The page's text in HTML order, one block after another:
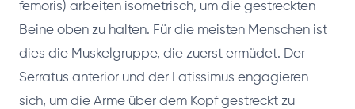
femoris) arbeiten isometrisch, um die gestreckten
Beine oben zu halten. Für die meisten Menschen ist
dies die Muskelgruppe, die zuerst ermüdet. Der
Serratus anterior und der Latissimus engagieren
sich, um die Arme über dem Kopf gestreckt zu